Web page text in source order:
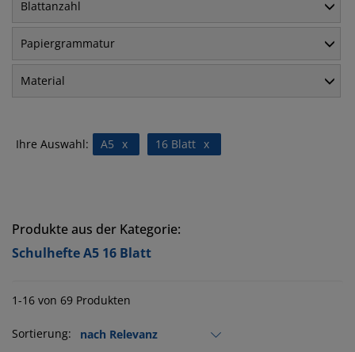
Blattanzahl
Papiergrammatur
Material
Ihre Auswahl: x
A5 x
16 Blatt
Produkte aus der Kategorie:
Schulhefte A5 16 Blatt
1-16 von 69 Produkten
Sortierung: